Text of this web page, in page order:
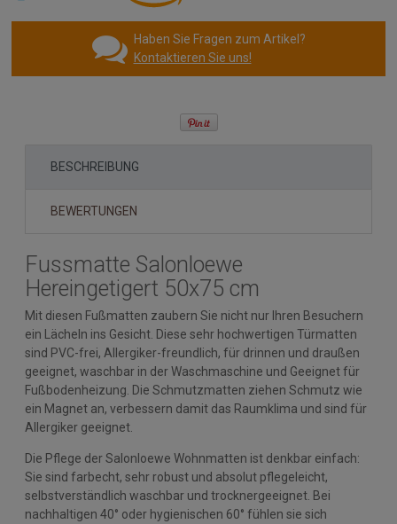
Haben Sie Fragen zum Artikel?
Kontaktieren Sie uns!
BESCHREIBUNG
BEWERTUNGEN
Fussmatte Salonloewe
Hereingetigert 50x75 cm
Mit diesen Fußmatten zaubern Sie nicht nur Ihren Besuchern
ein Lächeln ins Gesicht. Diese sehr hochwertigen Türmatten
sind PVC-frei, Allergiker-freundlich, für drinnen und draußen
geeignet, waschbar in der Waschmaschine und Geeignet für
Fußbodenheizung. Die Schmutzmatten ziehen Schmutz wie
ein Magnet an, verbessern damit das Raumklima und sind für
Allergiker geeignet.
Die Pflege der Salonloewe Wohnmatten ist denkbar einfach:
Sie sind farbecht, sehr robust und absolut pflegeleicht,
selbstverständlich waschbar und trocknergeeignet. Bei
nachhaltigen 40° oder hygienischen 60° fühlen sie sich